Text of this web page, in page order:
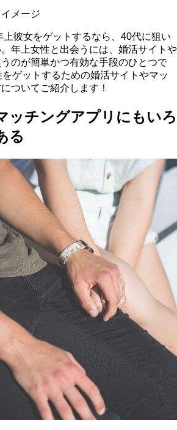
彼女をゲットするなら、40代に狙い
年上女性と出会うには、婚活サイトや
のが簡単かつ有効な手段のひとつで
ゲットするための婚活サイトやマッ
ついてご紹介します！
ッチングアプリにもいろ
る